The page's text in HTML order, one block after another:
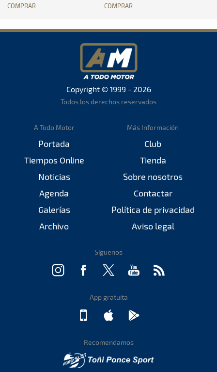
COMPRAR COMPRAR
Copyright © 1999 - 2026
Todos los derechos reservados
A Todo Motor
Portada
Tiempos Online
Noticias
Agenda
Galerías
Archivo
Más Información
Club
Tienda
Sobre nosotros
Contactar
Política de privacidad
Aviso legal
Síguenos
App gratuita
Recomendamos